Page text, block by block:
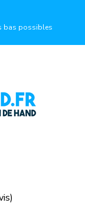
bas possibles